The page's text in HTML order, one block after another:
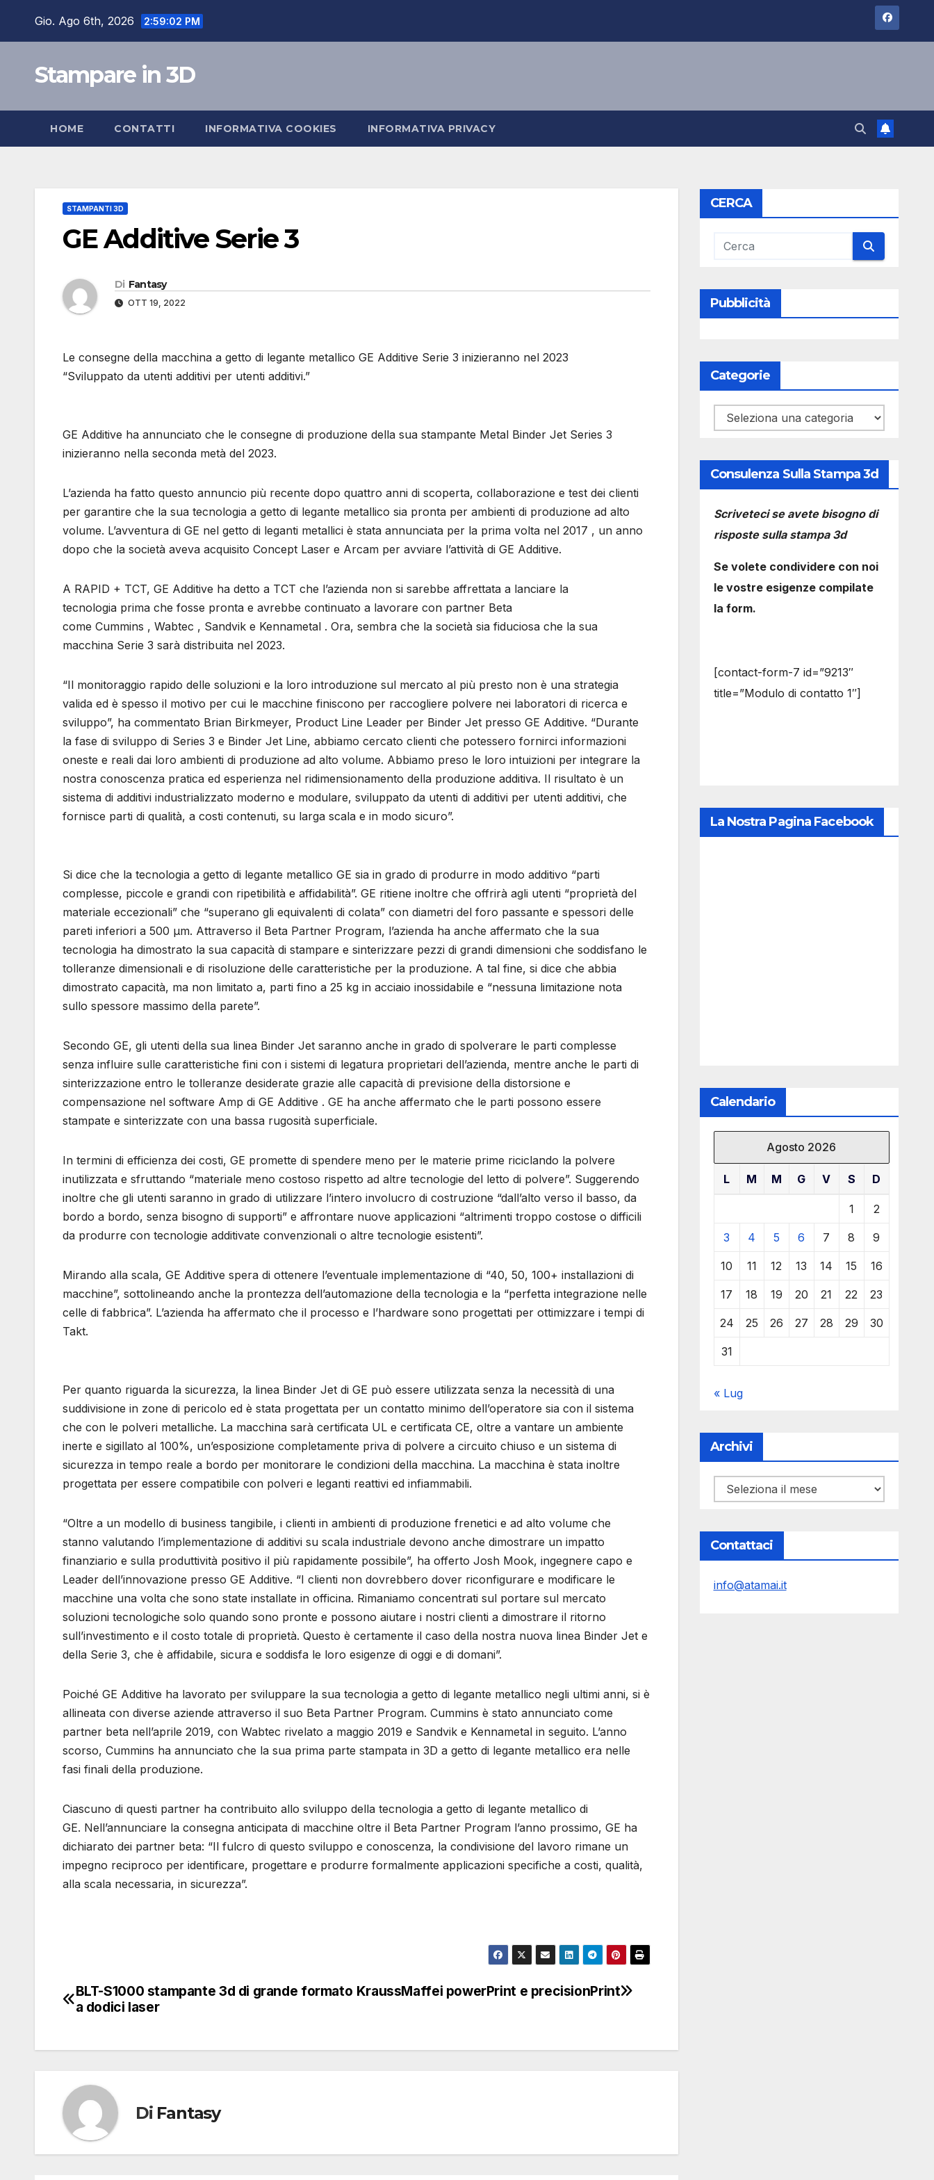
Gio. Ago 6th, 2026 2:59:03 PM
Stampare in 3D
HOME CONTATTI INFORMATIVA COOKIES INFORMATIVA PRIVACY
STAMPANTI 3D
GE Additive Serie 3
Di Fantasy
OTT 19, 2022
Le consegne della macchina a getto di legante metallico GE Additive Serie 3 inizieranno nel 2023
“Sviluppato da utenti additivi per utenti additivi.”
GE Additive ha annunciato che le consegne di produzione della sua stampante Metal Binder Jet Series 3
inizieranno nella seconda metà del 2023.
L’azienda ha fatto questo annuncio più recente dopo quattro anni di scoperta, collaborazione e test dei clienti
per garantire che la sua tecnologia a getto di legante metallico sia pronta per ambienti di produzione ad alto
volume. L’avventura di GE nel getto di leganti metallici è stata annunciata per la prima volta nel 2017 , un anno
dopo che la società aveva acquisito Concept Laser e Arcam per avviare l’attività di GE Additive.
A RAPID + TCT, GE Additive ha detto a TCT che l’azienda non si sarebbe affrettata a lanciare la
tecnologia prima che fosse pronta e avrebbe continuato a lavorare con partner Beta
come Cummins , Wabtec , Sandvik e Kennametal . Ora, sembra che la società sia fiduciosa che la sua
macchina Serie 3 sarà distribuita nel 2023.
“Il monitoraggio rapido delle soluzioni e la loro introduzione sul mercato al più presto non è una strategia
valida ed è spesso il motivo per cui le macchine finiscono per raccogliere polvere nei laboratori di ricerca e
sviluppo”, ha commentato Brian Birkmeyer, Product Line Leader per Binder Jet presso GE Additive. “Durante
la fase di sviluppo di Series 3 e Binder Jet Line, abbiamo cercato clienti che potessero fornirci informazioni
oneste e reali dai loro ambienti di produzione ad alto volume. Abbiamo preso le loro intuizioni per integrare la
nostra conoscenza pratica ed esperienza nel ridimensionamento della produzione additiva. Il risultato è un
sistema di additivi industrializzato moderno e modulare, sviluppato da utenti di additivi per utenti additivi, che
fornisce parti di qualità, a costi contenuti, su larga scala e in modo sicuro”.
Si dice che la tecnologia a getto di legante metallico GE sia in grado di produrre in modo additivo “parti
complesse, piccole e grandi con ripetibilità e affidabilità”. GE ritiene inoltre che offrirà agli utenti “proprietà del
materiale eccezionali” che “superano gli equivalenti di colata” con diametri del foro passante e spessori delle
pareti inferiori a 500 μm. Attraverso il Beta Partner Program, l’azienda ha anche affermato che la sua
tecnologia ha dimostrato la sua capacità di stampare e sinterizzare pezzi di grandi dimensioni che soddisfano le
tolleranze dimensionali e di risoluzione delle caratteristiche per la produzione. A tal fine, si dice che abbia
dimostrato capacità, ma non limitato a, parti fino a 25 kg in acciaio inossidabile e “nessuna limitazione nota
sullo spessore massimo della parete”.
Secondo GE, gli utenti della sua linea Binder Jet saranno anche in grado di spolverare le parti complesse
senza influire sulle caratteristiche fini con i sistemi di legatura proprietari dell’azienda, mentre anche le parti di
sinterizzazione entro le tolleranze desiderate grazie alle capacità di previsione della distorsione e
compensazione nel software Amp di GE Additive . GE ha anche affermato che le parti possono essere
stampate e sinterizzate con una bassa rugosità superficiale.
In termini di efficienza dei costi, GE promette di spendere meno per le materie prime riciclando la polvere
inutilizzata e sfruttando “materiale meno costoso rispetto ad altre tecnologie del letto di polvere”. Suggerendo
inoltre che gli utenti saranno in grado di utilizzare l’intero involucro di costruzione “dall’alto verso il basso, da
bordo a bordo, senza bisogno di supporti” e affrontare nuove applicazioni “altrimenti troppo costose o difficili
da produrre con tecnologie additivate convenzionali o altre tecnologie esistenti”.
Mirando alla scala, GE Additive spera di ottenere l’eventuale implementazione di “40, 50, 100+ installazioni di
macchine”, sottolineando anche la prontezza dell’automazione della tecnologia e la “perfetta integrazione nelle
celle di fabbrica”. L’azienda ha affermato che il processo e l’hardware sono progettati per ottimizzare i tempi di
Takt.
Per quanto riguarda la sicurezza, la linea Binder Jet di GE può essere utilizzata senza la necessità di una
suddivisione in zone di pericolo ed è stata progettata per un contatto minimo dell’operatore sia con il sistema
che con le polveri metalliche. La macchina sarà certificata UL e certificata CE, oltre a vantare un ambiente
inerte e sigillato al 100%, un’esposizione completamente priva di polvere a circuito chiuso e un sistema di
sicurezza in tempo reale a bordo per monitorare le condizioni della macchina. La macchina è stata inoltre
progettata per essere compatibile con polveri e leganti reattivi ed infiammabili.
“Oltre a un modello di business tangibile, i clienti in ambienti di produzione frenetici e ad alto volume che
stanno valutando l’implementazione di additivi su scala industriale devono anche dimostrare un impatto
finanziario e sulla produttività positivo il più rapidamente possibile”, ha offerto Josh Mook, ingegnere capo e
Leader dell’innovazione presso GE Additive. “I clienti non dovrebbero dover riconfigurare e modificare le
macchine una volta che sono state installate in officina. Rimaniamo concentrati sul portare sul mercato
soluzioni tecnologiche solo quando sono pronte e possono aiutare i nostri clienti a dimostrare il ritorno
sull’investimento e il costo totale di proprietà. Questo è certamente il caso della nostra nuova linea Binder Jet e
della Serie 3, che è affidabile, sicura e soddisfa le loro esigenze di oggi e di domani”.
Poiché GE Additive ha lavorato per sviluppare la sua tecnologia a getto di legante metallico negli ultimi anni, si è
allineata con diverse aziende attraverso il suo Beta Partner Program. Cummins è stato annunciato come
partner beta nell’aprile 2019, con Wabtec rivelato a maggio 2019 e Sandvik e Kennametal in seguito. L’anno
scorso, Cummins ha annunciato che la sua prima parte stampata in 3D a getto di legante metallico era nelle
fasi finali della produzione.
Ciascuno di questi partner ha contribuito allo sviluppo della tecnologia a getto di legante metallico di
GE. Nell’annunciare la consegna anticipata di macchine oltre il Beta Partner Program l’anno prossimo, GE ha
dichiarato dei partner beta: “Il fulcro di questo sviluppo e conoscenza, la condivisione del lavoro rimane un
impegno reciproco per identificare, progettare e produrre formalmente applicazioni specifiche a costi, qualità,
alla scala necessaria, in sicurezza”.
Navigazione
KraussMaffei powerPrint e precisionPrint
BLT-S1000 stampante 3d di grande formato
a dodici laser
Di Fantasy
CERCA
Pubblicità
Categorie
Categorie
Consulenza Sulla Stampa 3d
Scriveteci se avete bisogno di
risposte sulla stampa 3d
Se volete condividere con noi
le vostre esigenze compilate
la form.
[contact-form-7 id=”9213″
title=”Modulo di contatto 1″]
La Nostra Pagina Facebook
Calendario
Agosto 2026
L M M G V S D
1 2
3 4 5 6 7 8 9
10 11 12 13 14 15 16
17 18 19 20 21 22 23
24 25 26 27 28 29 30
31
« Lug
Archivi
Archivi
Contattaci
info@atamai.it